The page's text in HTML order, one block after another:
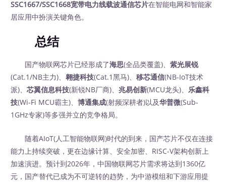
SSC1667/SSC1668宽带电力线载波通信芯片在智能电网和智能家
居应用中扮演关键角色。
总结
国产物联网芯片已经形成了海思(全品类覆盖)、紫光展锐
(Cat.1/NB主力)、翱捷科技(Cat.1黑马)、移芯通信(NB-IoT技术
派)、芯翼信息科技(新锐NB厂商)、兆易创新(MCU龙头)、乐鑫科
技(Wi-Fi MCU霸主)、博通集成(射频深耕者)以及华普微(Sub-
1GHz专家)等多强并立的竞争格局。
随着AIoT(人工智能物联网)时代的到来，国产芯片不仅在连接
能力上持续突破，更在边缘计算、安全加密、RISC-V架构创新上
加速演进。预计到2026年，中国物联网芯片需求将达到1360亿
元，国产替代已成为不可逆转的趋势，为中游模组和下游应用提